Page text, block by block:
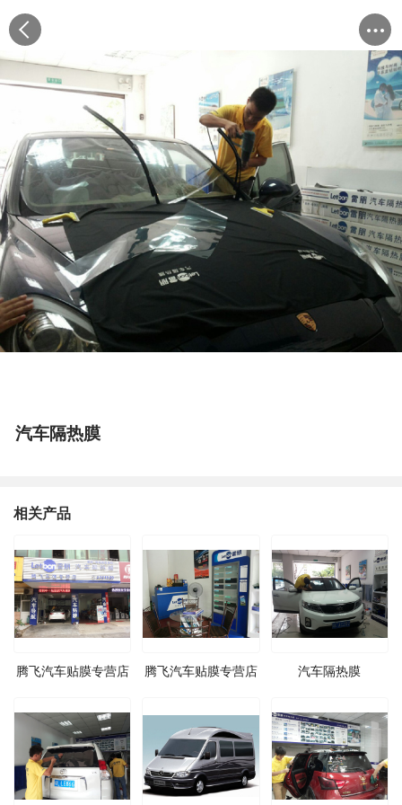
汽车隔热膜
相关产品
腾飞汽车贴膜专营店 腾飞汽车贴膜专营店 汽车隔热膜